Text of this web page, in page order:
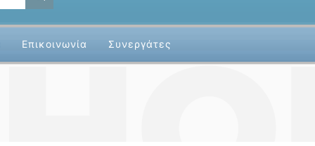
Επικοινωνία Συνεργάτες